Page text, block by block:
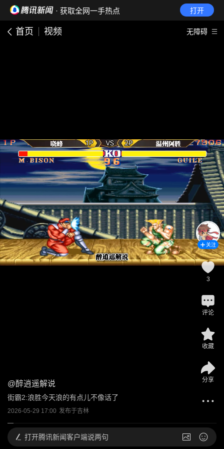
· 获取全网一手热点 打开
首页 视频 无障碍
@醉逍遥解说
街霸2:浪胜今天浪的有点儿不像话了
2026-05-29 17:00 发布于吉林
关注
3
评论
收藏
分享
打开腾讯新闻客户端说两句